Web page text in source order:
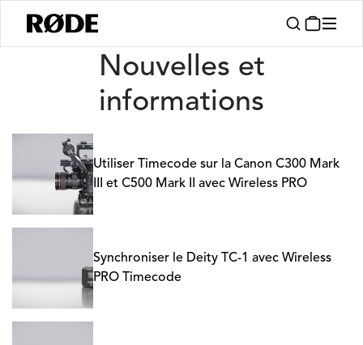
Nouvelles
Nouvelles et
informations
Utiliser Timecode sur la Canon C300 Mark
III et C500 Mark II avec Wireless PRO
Synchroniser le Deity TC-1 avec Wireless
PRO Timecode